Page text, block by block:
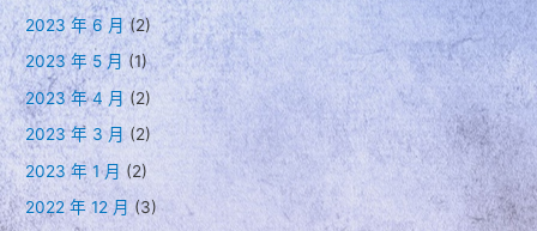
2023 年 6 月(2)
2023 年 5 月(1)
2023 年 4 月(2)
2023 年 3 月(2)
2023 年 1 月 (2)
2022 年 12 月 (3)